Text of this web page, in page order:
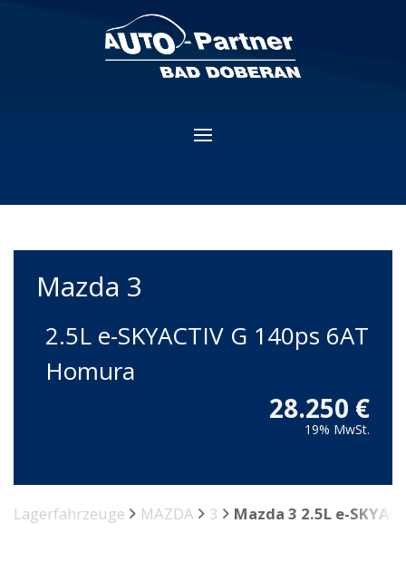
Mazda 3
2.5L e-SKYACTIV G 140ps 6AT
Homura
28.250 €
19% MwSt.
Lagerfahrzeuge MAZDA 3 Mazda 3 2.5L e-